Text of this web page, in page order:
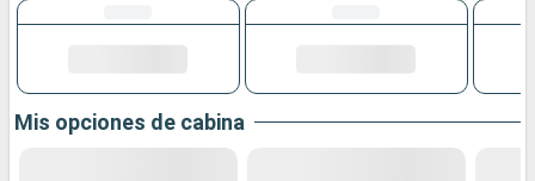
Mis opciones de cabina